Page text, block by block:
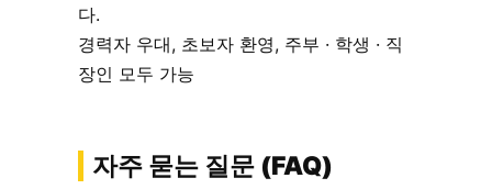
다.
경력자 우대, 초보자 환영, 주부 · 학생 · 직
장인 모두 가능
자주 묻는 질문 (FAQ)